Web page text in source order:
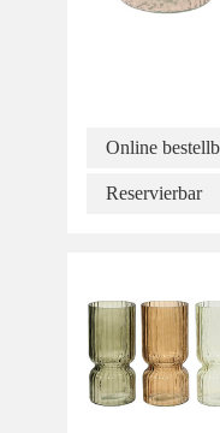
Online
Reservierbar